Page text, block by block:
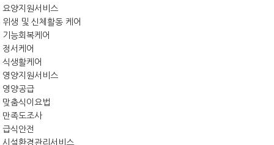
요양지원서비스
위생 및 신체활동 케어
기능회복케어
정서케어
식생활케어
영양지원서비스
영양공급
맞춤식이요법
만족도조사
급식안전
시설환경관리서비스